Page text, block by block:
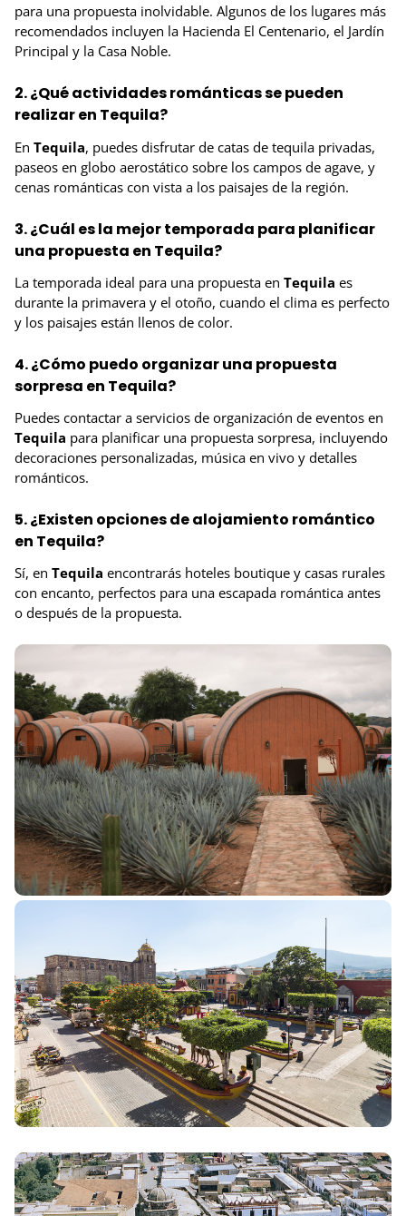
para una propuesta inolvidable. Algunos de los lugares más
recomendados incluyen la Hacienda El Centenario, el Jardín
Principal y la Casa Noble.
2. ¿Qué actividades románticas se pueden
realizar en Tequila?
En Tequila, puedes disfrutar de catas de tequila privadas,
paseos en globo aerostático sobre los campos de agave, y
cenas románticas con vista a los paisajes de la región.
3. ¿Cuál es la mejor temporada para planificar
una propuesta en Tequila?
La temporada ideal para una propuesta en Tequila es
durante la primavera y el otoño, cuando el clima es perfecto
y los paisajes están llenos de color.
4. ¿Cómo puedo organizar una propuesta
sorpresa en Tequila?
Puedes contactar a servicios de organización de eventos en
Tequila para planificar una propuesta sorpresa, incluyendo
decoraciones personalizadas, música en vivo y detalles
románticos.
5. ¿Existen opciones de alojamiento romántico
en Tequila?
Sí, en Tequila encontrarás hoteles boutique y casas rurales
con encanto, perfectos para una escapada romántica antes
o después de la propuesta.